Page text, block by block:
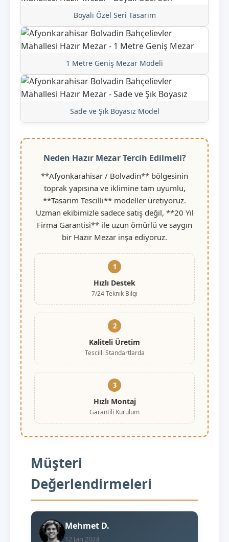
Boyalı Özel Seri Tasarım
1 Metre Geniş Mezar Modeli
Sade ve Şık Boyasız Model
Neden Hazır Mezar Tercih Edilmeli?
**Afyonkarahisar / Bolvadin** bölgesinin
toprak yapısına ve iklimine tam uyumlu,
**Tasarım Tescilli** modeller üretiyoruz.
Uzman ekibimizle sadece satış değil, **20 Yıl
Firma Garantisi** ile uzun ömürlü ve saygın
bir Hazır Mezar inşa ediyoruz.
1
Hızlı Destek
7/24 Teknik Bilgi
2
Kaliteli Üretim
Tescilli Standartlarda
3
Hızlı Montaj
Garantili Kurulum
Müşteri
Değerlendirmeleri
Mehmet D.
12 Jan 2024